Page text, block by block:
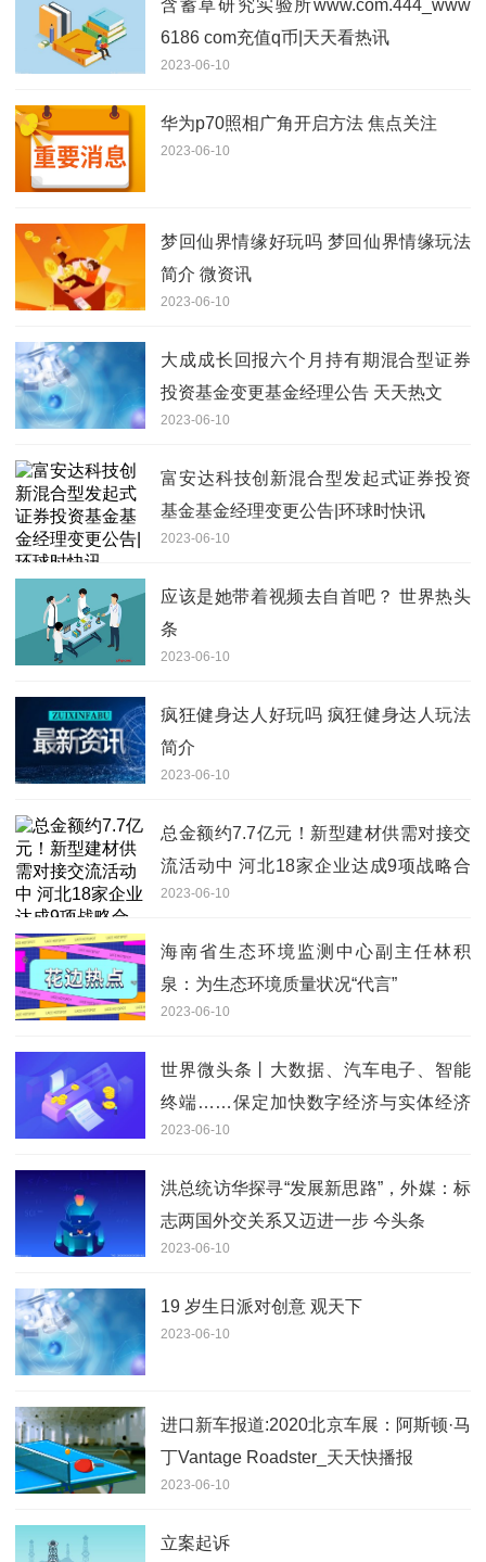
含蓄草研究实验所www.com.444_www
6186 com充值q币|天天看热讯
2023-06-10
华为p70照相广角开启方法 焦点关注
2023-06-10
梦回仙界情缘好玩吗 梦回仙界情缘玩法
简介 微资讯
2023-06-10
大成成长回报六个月持有期混合型证券
投资基金变更基金经理公告 天天热文
2023-06-10
富安达科技创新混合型发起式证券投资
基金基金经理变更公告|环球时快讯
2023-06-10
应该是她带着视频去自首吧？ 世界热头
条
2023-06-10
疯狂健身达人好玩吗 疯狂健身达人玩法
简介
2023-06-10
总金额约7.7亿元！新型建材供需对接交
流活动中 河北18家企业达成9项战略合
作框架协议
2023-06-10
海南省生态环境监测中心副主任林积
泉：为生态环境质量状况“代言”
2023-06-10
世界微头条丨大数据、汽车电子、智能
终端……保定加快数字经济与实体经济
深度融合
2023-06-10
洪总统访华探寻“发展新思路”，外媒：标
志两国外交关系又迈进一步 今头条
2023-06-10
19 岁生日派对创意 观天下
2023-06-10
进口新车报道:2020北京车展：阿斯顿·马
丁Vantage Roadster_天天快播报
2023-06-10
立案起诉